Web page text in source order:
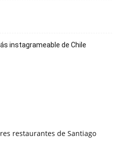
instagrameable de Chile
restaurantes de Santiago